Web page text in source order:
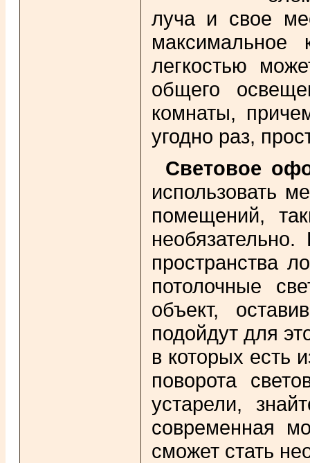
луча и свое
легкостью
общего
комнаты,
угодно раз,
Световое
использовать
помещений,
пространства
потолочные
объект,
подойдут для
в которых есть
поворота
устарели,
современная
сможет стать